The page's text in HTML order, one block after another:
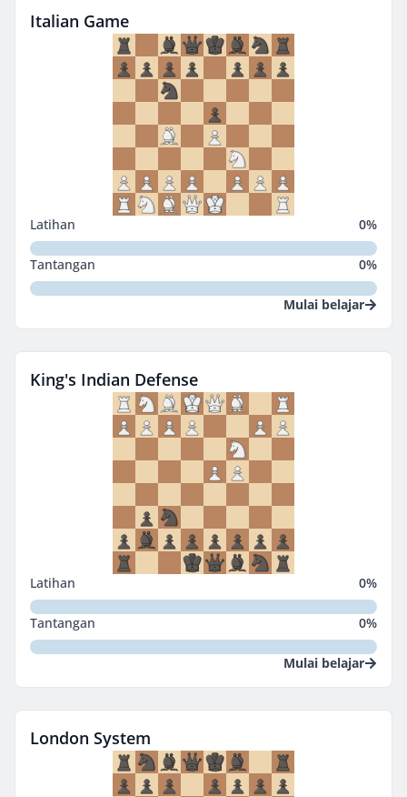
Italian Game
Latihan 0%
Tantangan 0%
Mulai belajar
King's Indian Defense
Latihan 0%
Tantangan 0%
Mulai belajar
London System